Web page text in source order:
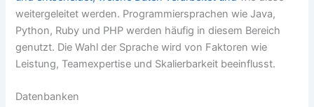
weitergeleitet werden. Programmiersprachen wie Java,
Python, Ruby und PHP werden häufig in diesem Bereich
genutzt. Die Wahl der Sprache wird von Faktoren wie
Leistung, Teamexpertise und Skalierbarkeit beeinflusst.
Datenbanken